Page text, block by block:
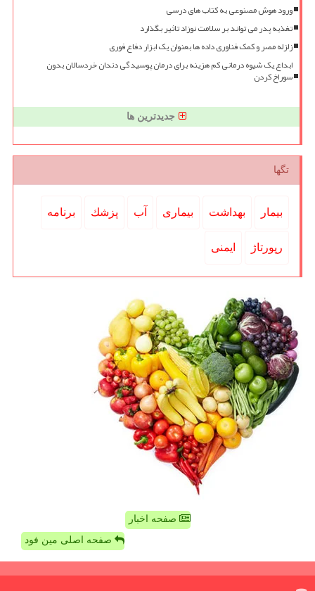
ورود هوش مصنوعی به کتاب های درسی
تغذیه پدر می تواند بر سلامت نوزاد تاثیر بگذارد
زلزله مصر و کمک فناوری داده ها بعنوان یک ابزار دفاع فوری
ابداع یک شیوه درمانی کم هزینه برای درمان پوسیدگی دندان خردسالان بدون
سوراخ کردن
جدیدترین ها
تگها
بیمار بهداشت بیماری آب پزشك برنامه
رپورتاژ ایمنی
صفحه اخبار
صفحه اصلی مین فود